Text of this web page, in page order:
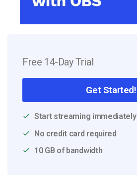
Free 14-Day Trial
Get Started!
Start streaming immediately
No credit card required
10 GB of bandwidth